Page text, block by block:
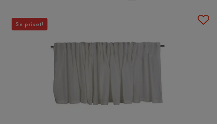
Se priset!